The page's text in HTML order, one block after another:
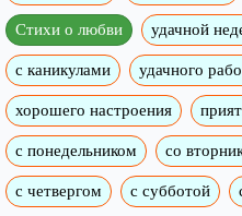
Стихи о любви удачной
с каникулами удачного
хорошего настроения
с понедельником со
с четвергом с субботой